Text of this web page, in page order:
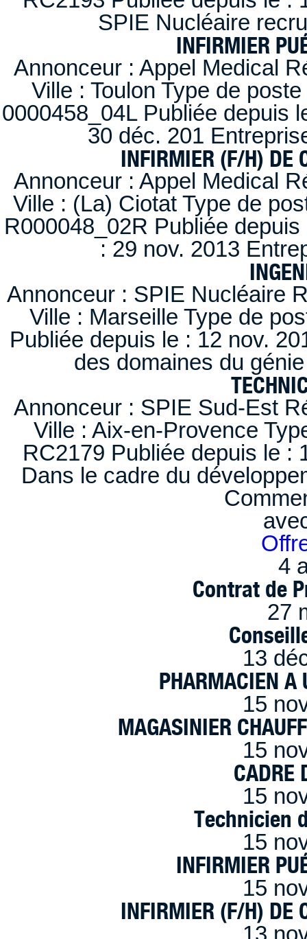
SPIE Nucléaire
INFIRMIER
Annonceur : Appel Medical
Ville : Toulon Type de
0000458_04L Publiée depuis
30 déc. 201
INFIRMIER (F/H) DE
Annonceur : Appel Medical
Ville : (La) Ciotat Type de
R000048_02R Publiée
: 29 nov. 2013
Annonceur : SPIE Nucléaire
Ville : Marseille Type de
Publiée depuis le : 12 nov.
des domaines du
Annonceur : SPIE Sud-Est
Ville : Aix-en-Provence
RC2179 Publiée depuis le :
Dans le cadre du
4
Contrat de
27
13
PHARMACIEN A
15
MAGASINIER
15
CADRE
15
Technicien
15
INFIRMIER
15
INFIRMIER (F/H) DE
13